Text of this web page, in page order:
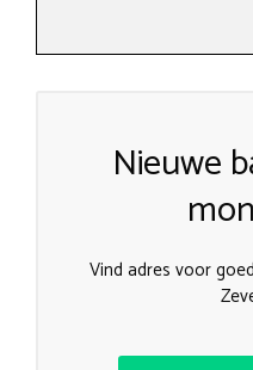
Nieuwe
Vind adres voor